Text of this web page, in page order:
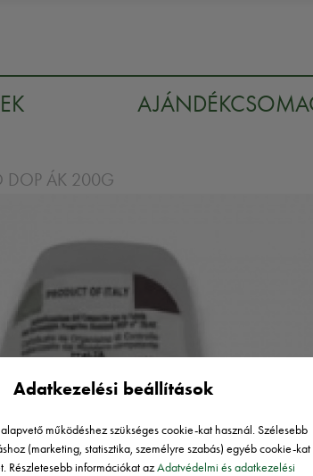
DOP ÁK 200G
Adatkezelési beállítások
működéshez szükséges cookie-kat használ. Szélesebb
(marketing, statisztika, személyre szabás) egyéb cookie-kat
Részletesebb információkat azAdatvédelmi és adatkezelési